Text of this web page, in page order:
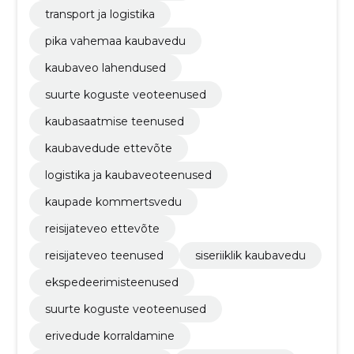
transport ja logistika
pika vahemaa kaubavedu
kaubaveo lahendused
suurte koguste veoteenused
kaubasaatmise teenused
kaubavedude ettevõte
logistika ja kaubaveoteenused
kaupade kommertsvedu
reisijateveo ettevõte
reisijateveo teenused
siseriiklik kaubavedu
ekspedeerimisteenused
suurte koguste veoteenused
erivedude korraldamine